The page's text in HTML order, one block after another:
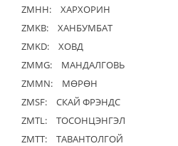
ZMHH:
ХАРХОРИН
ZMKB:
ХАНБУМБАТ
ZMKD:
ХОВД
ZMMG:
МАНДАЛГОВЬ
ZMMN:
МӨРӨН
ZMSF:
СКАЙ ФРЭНДС
ZMTL:
ТОСОНЦЭНГЭЛ
ZMTT:
ТАВАНТОЛГОЙ